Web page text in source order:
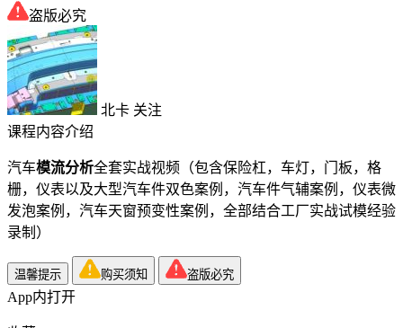
盗版必究
北卡 关注
课程内容介绍
汽车模流分析全套实战视频（包含保险杠，车灯，门板，格
栅，仪表以及大型汽车件双色案例，汽车件气辅案例，仪表微
发泡案例，汽车天窗预变性案例，全部结合工厂实战试模经验
录制）
温馨提示 购买须知 盗版必究
App内打开